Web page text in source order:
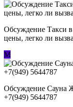
Обсуждение ​Такси в
цены, легко ли
М
Обсуждение Сауна
+7(949) 5644787